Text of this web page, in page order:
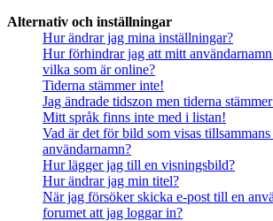
Alternativ och inställningar
Hur ändrar jag mina inställningar?
Hur förhindrar jag att mitt
vilka som är online?
Tiderna stämmer inte!
Jag ändrade tidszon men tiderna
Mitt språk finns inte med i listan!
Vad är det för bild som visas
användarnamn?
Hur lägger jag till en visningsbild?
Hur ändrar jag min titel?
När jag försöker skicka e-post till en
forumet att jag loggar in?